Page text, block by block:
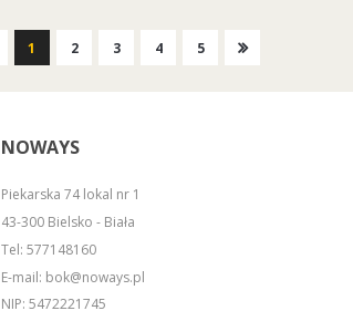
1 2 3 4 5
NOWAYS
Piekarska 74 lokal nr 1
43-300 Bielsko - Biała
Tel: 577148160
E-mail: bok@noways.pl
NIP: 5472221745